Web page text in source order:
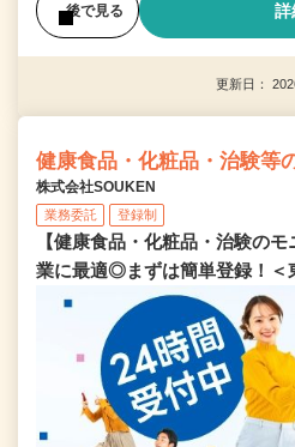
後で見る 詳
更新日：
健康食品・化粧品・治験等
株式会社SOUKEN
業務委託 登録制
【健康食品・化粧品・治験の
業に最適◎まずは簡単登録！＜